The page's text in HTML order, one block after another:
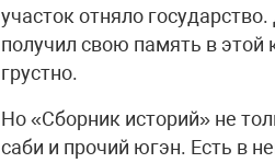
участок отняло
получил свою память в этой
грустно.
Но «Сборник историй» не
саби и прочий югэн. Есть в